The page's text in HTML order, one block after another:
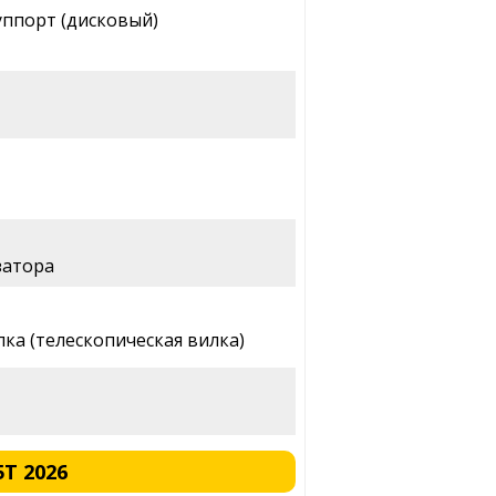
(дисковый)
(телескопическая вилка)
2026